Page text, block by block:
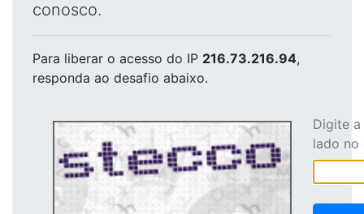
conosco.
Para liberar o acesso do IP 216.73.216.94,
responda ao desafio abaixo.
Digite
lado no